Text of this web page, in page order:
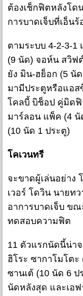
ต้องเช็กฟิตหลังโด
การบาดเจ็บที่เอ็นร้
ตามระบบ 4-2-3-
(9 นัด) จอห์น สวิฟ
ยัง มิน-ฮย็อก (5 นั
มามีประตูหรือแอส
โคลบี้ บิช็อป คู่มิดฟิ
มาร์ลอน แพ็ค (4 นั
(10 นัด 1 ประตู)
โคเวนทรี
จะขาดผู้เล่นอย่าง
เวอร์ โดวิน นายท
อาการบาดเจ็บ ข
ทดสอบความฟิต
11 ตัวแรกนัดนี้น่า
ฮิโระ ซากาโมโต
ซานเต้ (10 นัด 6
นัดหลังสุด และเอ